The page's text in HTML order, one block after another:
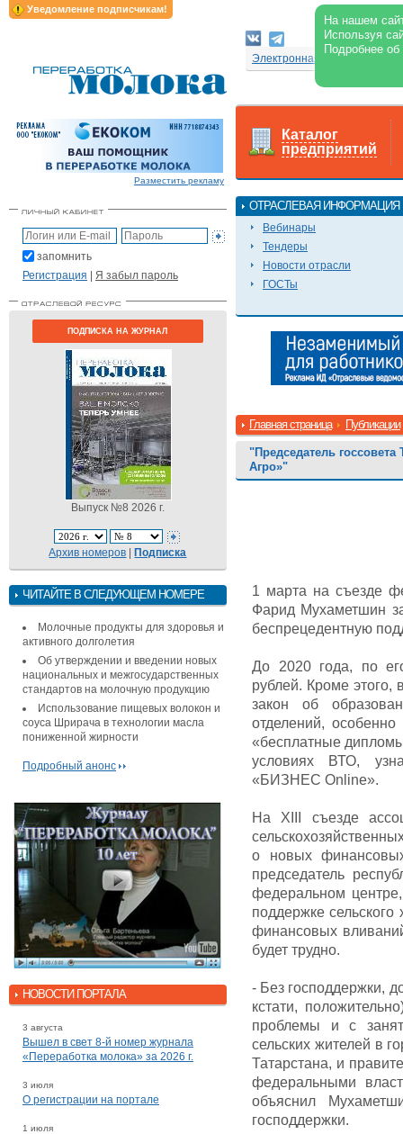
Уведомление подписчикам!
На нашем
Используя
Подробнее
Электронная версия
Разместить рекламу
запомнить
Регистрация | Я забыл пароль
ПОДПИСКА НА ЖУРНАЛ
Выпуск №8 2026 г.
Архив номеров |Подписка
ЧИТАЙТЕ В СЛЕДУЮЩЕМ НОМЕРЕ
Молочные продукты для здоровья и
активного долголетия
Об утверждении и введении новых
национальных и межгосударственных
стандартов на молочную продукцию
Использование пищевых волокон и
соуса Шрирача в технологии масла
пониженной жирности
Подробный анонс
НОВОСТИ ПОРТАЛА
3 августа
Вышел в свет 8-й номер журнала
«Переработка молока» за 2026 г.
3 июля
О регистрации на портале
1 июля
Каталог
предприятий
ОТРАСЛЕВАЯ ИНФОРМАЦИЯ
Вебинары
Тендеры
Новости отрасли
ГОСТы
Главная страница Публикации
"Председатель
Агро»"
1 марта на съезде
Фарид Мухаметшин
беспрецедентную
До 2020 года, по
рублей. Кроме
закон об
отделений, особенно
«бесплатные
условиях ВТО,
«БИЗНЕС Online».
На XIII съезде
о новых
председатель
федеральном
поддержке сельского
финансовых
будет трудно.
- Без господдержки,
кстати,
проблемы и с
сельских жителей в
Татарстана, и
федеральными
объяснил
господдержки.